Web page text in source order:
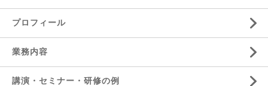
プロフィール
業務内容
講演・セミナー・研修の例